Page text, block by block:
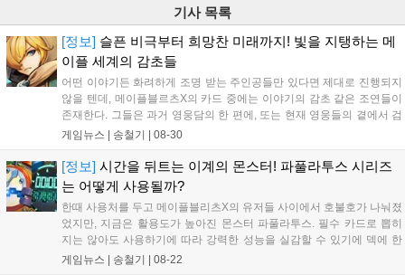
기사 목록
[정보] 슬픈 비극부터 희망찬 미래까지! 빛을 지탱하는 메
이플 세계의 감초들
어떤 이야기든 화려하게 조명 받는 주인공들만 있다면 제대로 진행되지
않을 텐데, 메이플블르츠X의 카드 중에는 이야기의 감초 같은 조연들이
존재한다. 그들은 과거 영웅담의 한 편에, 또는 현재 영웅들의 곁에서 검
은 마법사에 대항하여 힘을 보태고 있는 소...
게임뉴스 | 송철기 08-30
[정보] 시간을 뒤트는 이계의 몬스터! 파풀라투스 시리즈
는 어떻게 사용될까?
한때 사용처를 두고 메이플블리츠X의 유저들 사이에서 호불호가 나눠졌
었지만, 지금은 활용도가 높아진 몬스터 파풀라투스. 필수 카드로 뽑히
지는 않아도 사용하기에 따라 강력한 성능을 실감할 수 있기에 덱에 한
두 장씩 파풀라투스 시리즈가 들어가 있는 경우를...
게임뉴스 | 송철기 08-22